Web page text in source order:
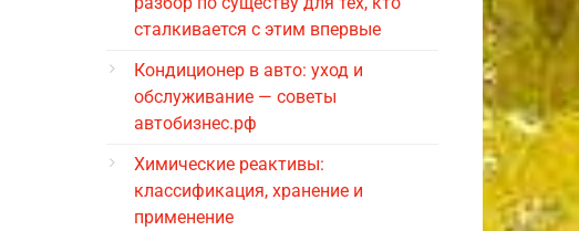
сталкивается с этим впервые
Кондиционер в авто: уход и
обслуживание — советы
автобизнес.рф
Химические реактивы:
классификация, хранение и
применение